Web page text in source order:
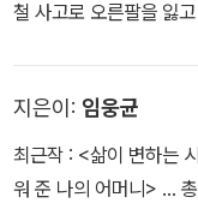
<시간>(2006) <숨>(2007) <
아멘>(2011) <피에타>(2012) 제작 <아름답다
영화다>(2008) <풍산개> (2011) 주요 수상
오비트 경쟁 부문 - 비몽 제11회 디렉터스 컷 시상식 올해의 제작자상
- 영화는 영화다 제28회 한국영화평론가협회상 감독상 - 비몽 제30
철 사고로 오른팔을 잃
다.
지은이: 임웅균
최근작 : <삶이 변하는
워 준 나의 어머니> …